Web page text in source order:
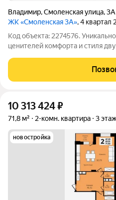
Владимир,Смоленская улица,3А
ЖК «Смоленская 3А», 4 квартал
Код объекта: 2274576.
ценителей комфорта и стиля двухкомнатная квартира в
городе Владимир. Квартира
этажного кирпично-монолитного
10 313 424₽
71,8 м² 2-комн. квартира 3
новостройка